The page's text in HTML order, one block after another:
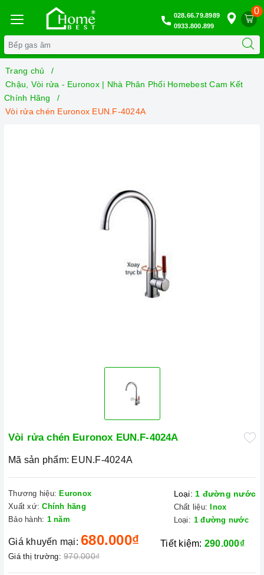
0
028.66.79.8989
0933.800.899
Trang chủ
Chậu, Vòi rửa - Euronox | Nhà Phân Phối Homebest Cam Kết
Chính Hãng
Vòi rửa chén Euronox EUN.F-4024A
Vòi rửa chén Euronox EUN.F-4024A
Mã sản phẩm: EUN.F-4024A
Thương hiệu: Euronox
Xuất xứ: Chính hãng
Bảo hành: 1 năm
Loại: 1 đường nước
Chất liệu:
Inox
Loại: 1 đường nước
Giá khuyến mại: 680.000₫
Giá thị trường: 970.000₫
Tiết kiệm: 290.000₫